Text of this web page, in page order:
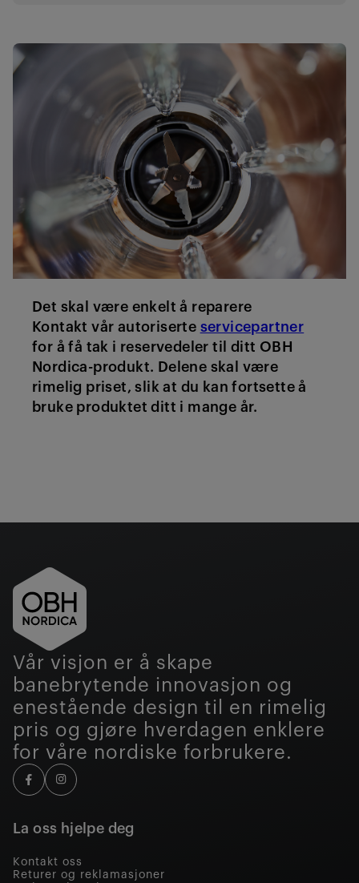
Det skal være enkelt å reparere
Kontakt vår autoriserte servicepartner
for å få tak i reservedeler til ditt OBH
Nordica-produkt. Delene skal være
rimelig priset, slik at du kan fortsette å
bruke produktet ditt i mange år.
Vår visjon er å skape
banebrytende innovasjon og
enestående design til en rimelig
pris og gjøre hverdagen enklere
for våre nordiske forbrukere.
La oss hjelpe deg
Kontakt oss
Returer og reklamasjoner